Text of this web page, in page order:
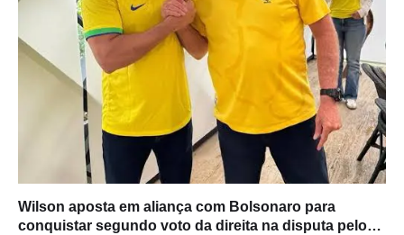
Wilson aposta em aliança com Bolsonaro para
conquistar segundo voto da direita na disputa pelo